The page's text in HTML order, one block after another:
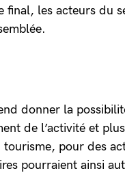
final, les acteurs du
donner la
de l’activité et
pour des
pourraient ainsi